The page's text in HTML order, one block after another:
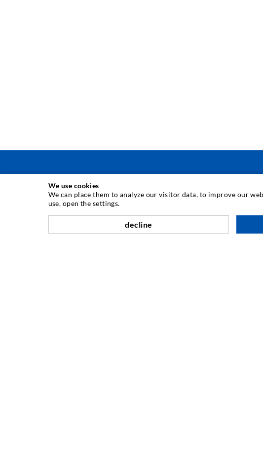
TÉCNICA DE INJECÇÃO
Injecção de fissuras
Impermeabilização horizontal
We use cookies
We can place them to analyze our visitor data, to improve our
use, open the settings.
decline